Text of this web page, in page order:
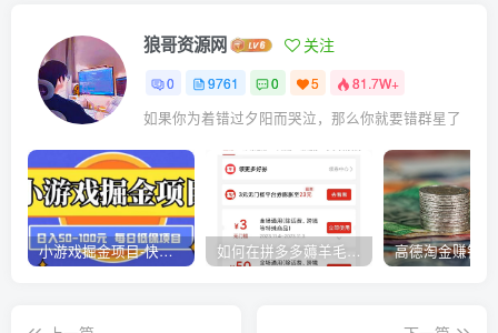
狼哥资源网 关注
0 9761 0 5 81.7W+
如果你为着错过夕阳而哭泣，那么你就要错群星了
小游戏掘金项目-快手商业养机教程（小游戏养机） 如何在拼多多薅羊毛，教你撸品台无门槛优惠券，一单利润50-300！